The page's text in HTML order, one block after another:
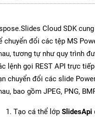
Cloud SDK
chuyển đổi các tệp MS
tương tự như quy trình
lệnh gọi REST API trực
chuyển đổi các slide
bao gồm JPEG, PNG,
Tạo cá thể lớp SlidesApi